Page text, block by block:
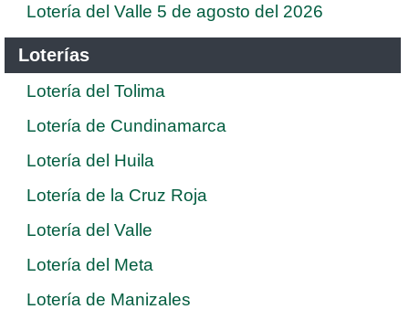
Lotería del Valle 5 de agosto del 2026
Loterías
Lotería del Tolima
Lotería de Cundinamarca
Lotería del Huila
Lotería de la Cruz Roja
Lotería del Valle
Lotería del Meta
Lotería de Manizales